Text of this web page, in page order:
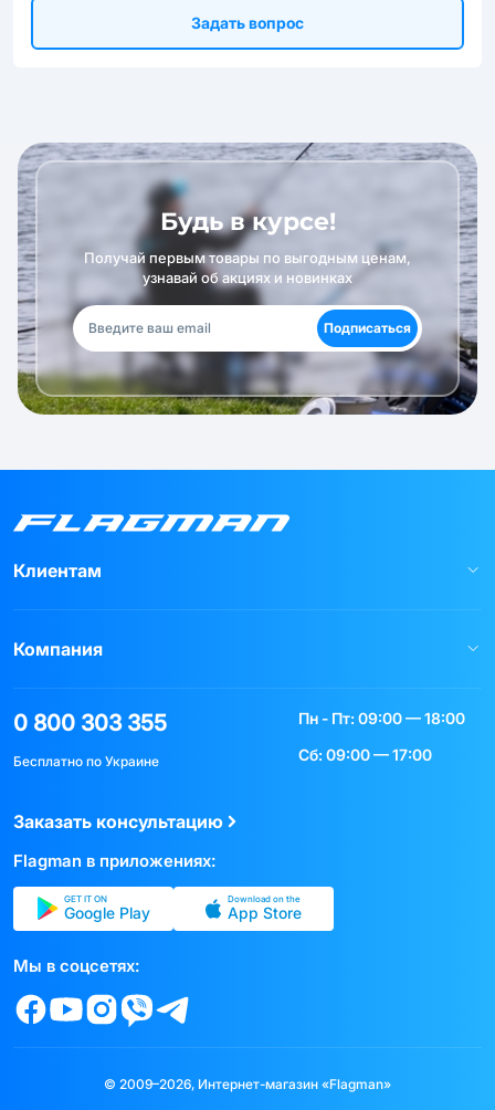
Задать вопрос
Будь в курсе!
Получай первым товары по выгодным ценам,
узнавай об акциях и новинках
Подписаться
Клиентам
Компания
0 800 303 355
Бесплатно по Украине
Пн - Пт: 09:00 — 18:00
Сб: 09:00 — 17:00
Заказать консультацию
Flagman в приложениях:
GET IT ON
Google Play
Download on the
App Store
Мы в соцсетях:
© 2009–2026, Интернет-магазин «Flagman»